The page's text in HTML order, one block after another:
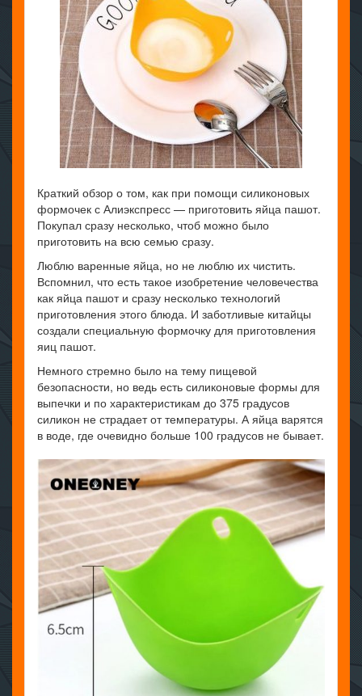
Краткий обзор о том, как при помощи силиконовых
формочек с Алиэкспресс — приготовить яйца пашот.
Покупал сразу несколько, чтоб можно было
приготовить на всю семью сразу.
Люблю варенные яйца, но не люблю их чистить.
Вспомнил, что есть такое изобретение человечества
как яйца пашот и сразу несколько технологий
приготовления этого блюда. И заботливые китайцы
создали специальную формочку для приготовления
яиц пашот.
Немного стремно было на тему пищевой
безопасности, но ведь есть силиконовые формы для
выпечки и по характеристикам до 375 градусов
силикон не страдает от температуры. А яйца варятся
в воде, где очевидно больше 100 градусов не бывает.